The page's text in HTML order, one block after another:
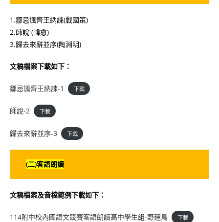
1.鄒忌諷齊王納諫(戰國策)
2.師說 (韓愈)
3.歸去來辭並序(陶淵明)
文稿檔案下載如下：
鄒忌諷齊王納諫-1 下載
師說-2 下載
歸去來辭並序-3 下載
(二)客語朗讀
文稿檔案及音檔範例下載如下：
114附中校內國語文競賽客語朗讀高中學生組-野蓮鳥 下載